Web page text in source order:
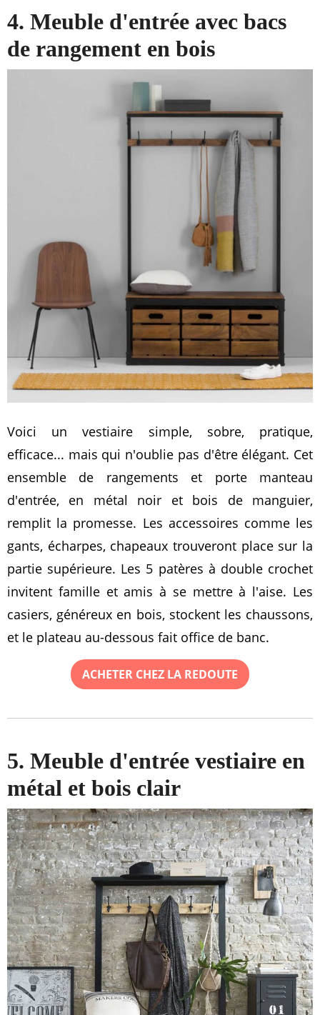
4. Meuble d'entrée avec bacs
de rangement en bois
Voici un vestiaire simple, sobre, pratique,
efficace... mais qui n'oublie pas d'être élégant. Cet
ensemble de rangements et porte manteau
d'entrée, en métal noir et bois de manguier,
remplit la promesse. Les accessoires comme les
gants, écharpes, chapeaux trouveront place sur la
partie supérieure. Les 5 patères à double crochet
invitent famille et amis à se mettre à l'aise. Les
casiers, généreux en bois, stockent les chaussons,
et le plateau au-dessous fait office de banc.
ACHETER CHEZ LA REDOUTE
5. Meuble d'entrée vestiaire en
métal et bois clair